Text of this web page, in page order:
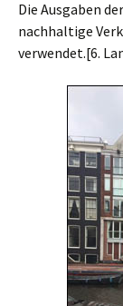
Die Ausgaben
nachhaltige
verwendet.[6.